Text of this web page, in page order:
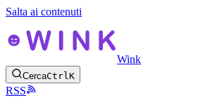
Salta ai contenuti
Wink
CercaCtrlK
RSS